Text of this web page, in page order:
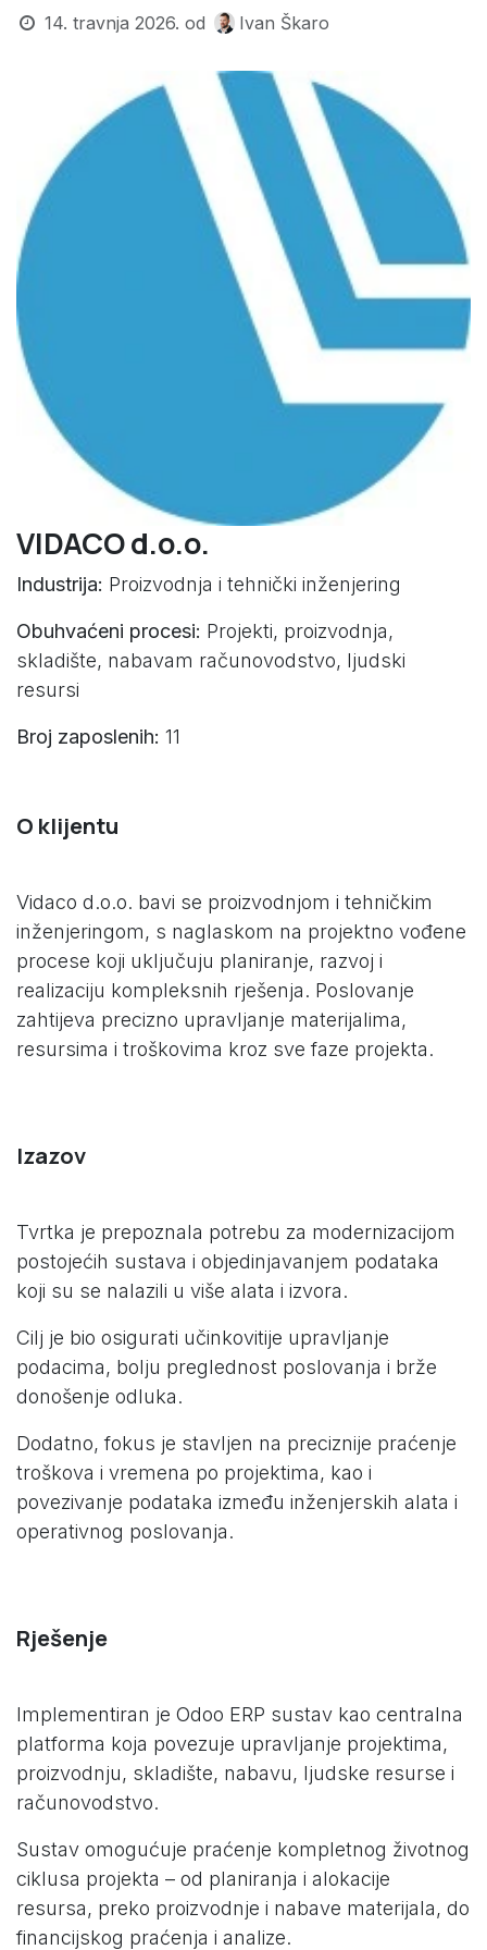
14. travnja 2026. od Ivan Škaro
VIDACO d.o.o.
Industrija: Proizvodnja i tehnički inženjering
Obuhvaćeni procesi: Projekti, proizvodnja,
skladište, nabavam računovodstvo, ljudski
resursi
Broj zaposlenih: 11
O klijentu
Vidaco d.o.o. bavi se proizvodnjom i tehničkim
inženjeringom, s naglaskom na projektno vođene
procese koji uključuju planiranje, razvoj i
realizaciju kompleksnih rješenja. Poslovanje
zahtijeva precizno upravljanje materijalima,
resursima i troškovima kroz sve faze projekta.
Izazov
Tvrtka je prepoznala potrebu za modernizacijom
postojećih sustava i objedinjavanjem podataka
koji su se nalazili u više alata i izvora.
Cilj je bio osigurati učinkovitije upravljanje
podacima, bolju preglednost poslovanja i brže
donošenje odluka.
Dodatno, fokus je stavljen na preciznije praćenje
troškova i vremena po projektima, kao i
povezivanje podataka između inženjerskih alata i
operativnog poslovanja.
Rješenje
Implementiran je Odoo ERP sustav kao centralna
platforma koja povezuje upravljanje projektima,
proizvodnju, skladište, nabavu, ljudske resurse i
računovodstvo.
Sustav omogućuje praćenje kompletnog životnog
ciklusa projekta – od planiranja i alokacije
resursa, preko proizvodnje i nabave materijala, do
financijskog praćenja i analize.